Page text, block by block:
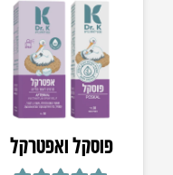
פוסקל ואפטרקל